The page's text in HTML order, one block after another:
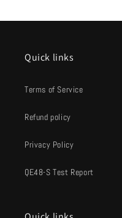
Quick links
Terms of Service
Refund policy
Privacy Policy
QE48-S Test Report